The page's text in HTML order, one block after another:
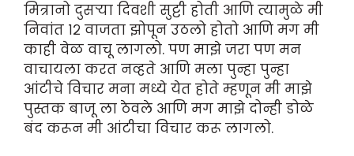
मित्रानो दुसऱ्या दिवशी सुट्टी होती आणि त्यामुळे मी
निवांत १२ वाजता झोपून उठलो होतो आणि मग मी
काही वेळ वाचू लागलो. पण माझे जरा पण मन
वाचायला करत नव्हते आणि मला पुन्हा पुन्हा
आंटीचे विचार मना मध्ये येत होते म्हणून मी माझे
पुस्तक बाजू ला ठेवले आणि मग माझे दोन्ही डोळे
बंद करून मी आंटीचा विचार करू लागलो.